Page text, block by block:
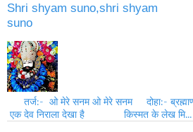
Shri shyam suno,shri shyam
suno
तर्ज:- ओ मेरे सनम ओ मेरे सनम दोहा:-
एक देव निराला देखा है किस्मत के लेख मि...